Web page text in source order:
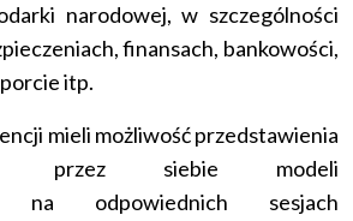
narodowej, w szczególności
finansach, bankowości,
itp.
mieli możliwość przedstawienia
przez siebie modeli
na odpowiednich sesjach